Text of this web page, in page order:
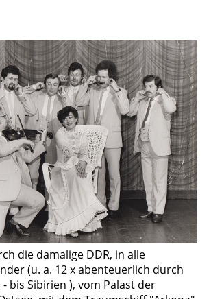
die damalige DDR, in alle
(u. a. 12 x abenteuer­lich durch
bis Sibirien ), vom Palast der